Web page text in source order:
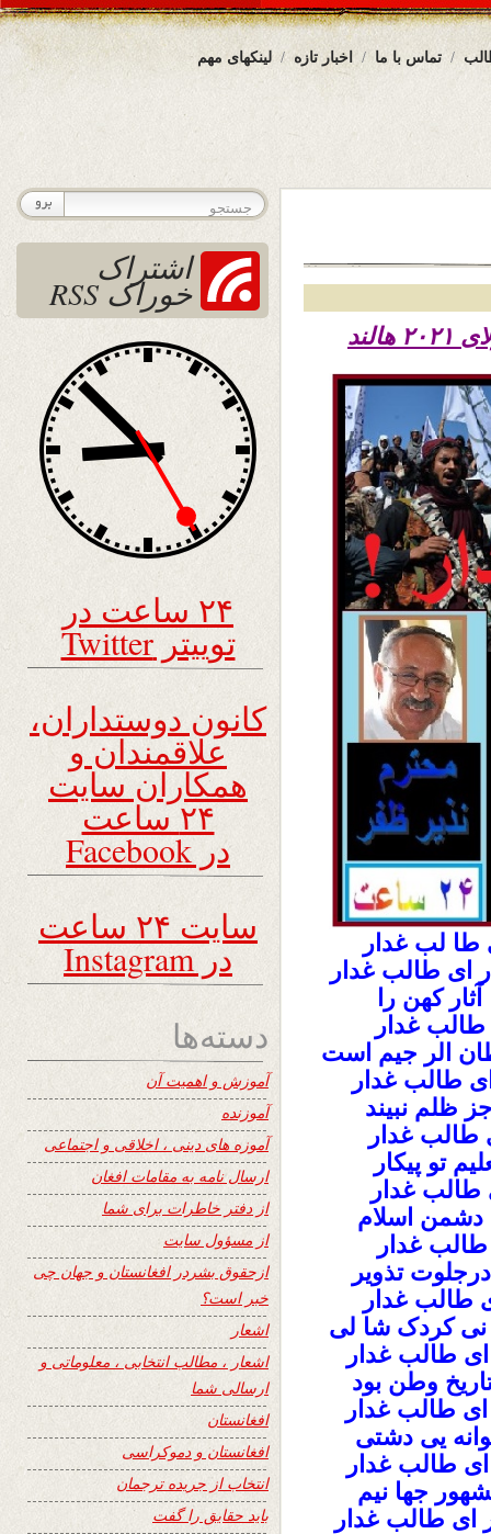
لینکهای مهم اخبار تازه تماس با ما
طا لب غدار
ای طالب غدار
کهن را
طالب غدار
الر جیم است
طالب غدار
ظلم نبیند
طالب غدار
تو پیکار
طالب غدار
دشمن اسلام
غدار
تذویر
طالب غدار
نی کردک شا لی
طالب غدار
وطن بود
طالب غدار
یی دشتی
طالب غدار
جها نیم
ای طالب غدار
اشتراک
خوراک RSS
۲۴ ساعت در
توییتر Twitter
کانون دوستداران،
علاقمندان و
همکاران سایت
۲۴ ساعت
در Facebook
سایت ۲۴ ساعت
در Instagram
دسته‌ها
آموزش و اهمیت آن
آموزنده
آموزه های دینی ، اخلاقی و اجتماعی
ارسال نامه به مقامات افغان
از دفتر خاطرات برای شما
از مسؤول سایت
ازحقوق بشردر افغانستان و جهان چی
خبر است؟
اشعار
اشعار ، مطالب انتخابی ، معلوماتی و
ارسالی شما
افغانستان
افغانستان و دموکراسی
انتخاب از جریده ترجمان
باید حقایق را گفت